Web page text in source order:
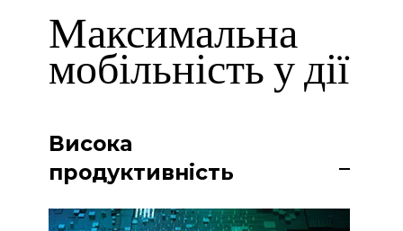
Максимальна
мобільність у дії
Висока
продуктивність